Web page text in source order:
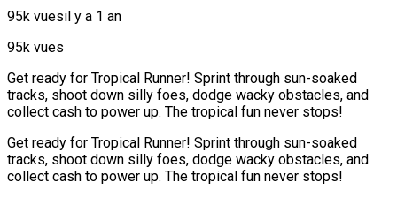
95k vuesil y a 1 an
95k vues
Get ready for Tropical Runner! Sprint through sun-soaked
tracks, shoot down silly foes, dodge wacky obstacles, and
collect cash to power up. The tropical fun never stops!
Get ready for Tropical Runner! Sprint through sun-soaked
tracks, shoot down silly foes, dodge wacky obstacles, and
collect cash to power up. The tropical fun never stops!